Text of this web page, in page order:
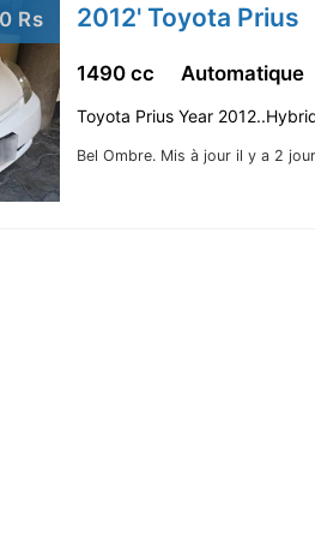
Rs 2012' Toyota Prius
Bel Ombre. Mis à jour il y a 2
1490 cc Automatique
Toyota Prius Year